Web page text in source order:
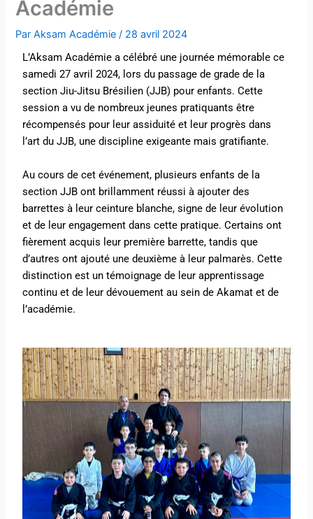
Académie
ParAksam Académie/ 28 avril 2024
L’Aksam Académie a célébré une journée mémorable ce
samedi 27 avril 2024, lors du passage de grade de la
section Jiu-Jitsu Brésilien (JJB) pour enfants. Cette
session a vu de nombreux jeunes pratiquants être
récompensés pour leur assiduité et leur progrès dans
l’art du JJB, une discipline exigeante mais gratifiante.
Au cours de cet événement, plusieurs enfants de la
section JJB ont brillamment réussi à ajouter des
barrettes à leur ceinture blanche, signe de leur évolution
et de leur engagement dans cette pratique. Certains ont
fièrement acquis leur première barrette, tandis que
d’autres ont ajouté une deuxième à leur palmarès. Cette
distinction est un témoignage de leur apprentissage
continu et de leur dévouement au sein de Akamat et de
l’académie.